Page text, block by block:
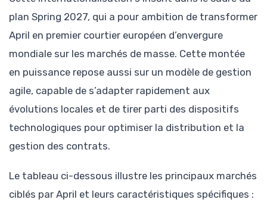
plan Spring 2027, qui a pour ambition de transformer
April en premier courtier européen d’envergure
mondiale sur les marchés de masse. Cette montée
en puissance repose aussi sur un modèle de gestion
agile, capable de s’adapter rapidement aux
évolutions locales et de tirer parti des dispositifs
technologiques pour optimiser la distribution et la
gestion des contrats.
Le tableau ci-dessous illustre les principaux marchés
ciblés par April et leurs caractéristiques spécifiques :